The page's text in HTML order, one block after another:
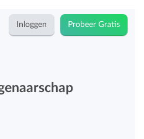
Inloggen Probeer Gratis